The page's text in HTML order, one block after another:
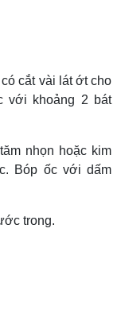
cắt vài lát ớt cho
với khoảng 2 bát
nhọn hoặc kim
Bóp ốc với dấm
trong.